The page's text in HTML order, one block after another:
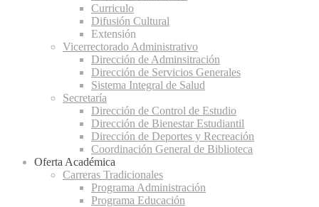
Curriculo
Difusión Cultural
Extensión
Vicerrectorado Administrativo
Dirección de Adminsitración
Dirección de Servicios Generales
Sistema Integral de Salud
Secretaría
Dirección de Control de Estudio
Dirección de Bienestar Estudiantil
Dirección de Deportes y Recreación
Coordinación General de Biblioteca
Oferta Académica
Carreras Tradicionales
Programa Administración
Programa Educación